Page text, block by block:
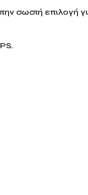
επιλογή